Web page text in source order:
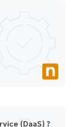
(DaaS) ?